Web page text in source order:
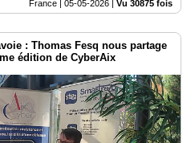
France | 05-05-2026 | Vu 30875 fois
: Thomas Fesq nous partage
édition de CyberAix